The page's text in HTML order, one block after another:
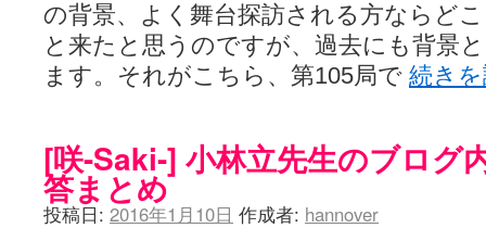
の背景、よく舞台探訪される方ならど
と来たと思うのですが、過去にも背景
ます。それがこちら、第105局で 続き
[咲-Saki-] 小林立先生のブログ
答まとめ
投稿日: 2016年1月10日 作成者: hannover